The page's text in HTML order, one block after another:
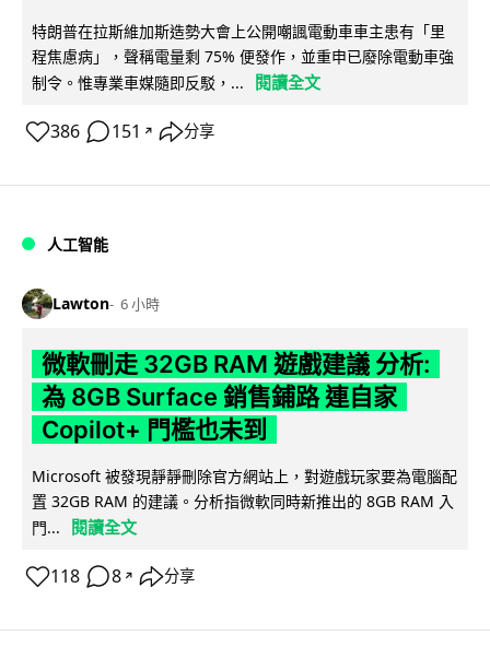
特朗普在拉斯維加斯造勢大會上公開嘲諷電動車車主患有「里
程焦慮病」，聲稱電量剩 75% 便發作，並重申已廢除電動車強
制令。惟專業車媒隨即反駁，...
閱讀全文
386 151 ↗ 分享
人工智能
Lawton 6 小時
微軟刪走 32GB RAM 遊戲建議 分析:
為 8GB Surface 銷售鋪路 連自家
Copilot+ 門檻也未到
Microsoft 被發現靜靜刪除官方網站上，對遊戲玩家要為電腦配
置 32GB RAM 的建議。分析指微軟同時新推出的 8GB RAM 入
門...
閱讀全文
118 8 ↗ 分享